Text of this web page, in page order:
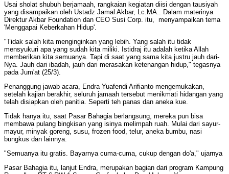
Usai sholat shubuh berjamaah, rangkaian kegiatan diisi dengan tausiyah
yang disampaikan oleh Ustadz Jamal Akbar, Lc.MA.. Dalam materinya
Direktur Akbar Foundation dan CEO Susi Corp. itu, menyampaikan tema
'Menggapai Keberkahan Hidup'.
"Tidak salah kita menginginkan yang lebih. Yang salah itu tidak
mensyukuri apa yang sudah kita miliki. Istidraj itu adalah ketika Allah
memberikan kita semuanya. Tapi di saat yang sama kita justru jauh dari-
Nya. Jauh dari ibadah, jauh dari merasakan ketenangan hidup," tegasnya
pada Jum'at (25/3).
Penanggung jawab acara, Endra Yuafendi Arifianto mengemukakan,
setelah kajian berakhir, seluruh jamaah tersebut menikmati hidangan yang
telah disiapkan oleh panitia. Seperti teh panas dan aneka kue.
Tidak hanya itu, saat Pasar Bahagia berlangsung, mereka pun bisa
membawa pulang bingkisan yang isinya melimpah ruah. Mulai dari sayur-
mayur, minyak goreng, susu, frozen food, telur, aneka bumbu, nasi
bungkus dan lainnya.
"Semuanya itu gratis. Bayarnya cuma-cuma, cukup dengan do'a," ujarnya
Pasar Bahagia itu, lanjut Endra, merupakan bagian dari program Kampung